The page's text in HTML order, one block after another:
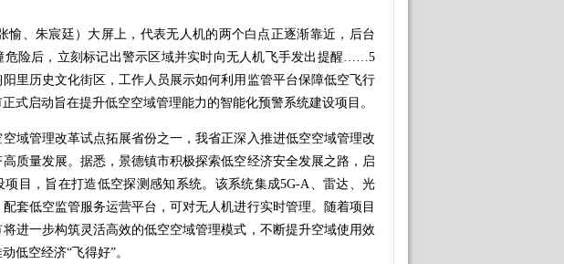
、朱宸廷）大屏上，代表无人机的两个白点正逐渐靠近，后台
危险后，立刻标记出警示区域并实时向无人机飞手发出提醒……5
阳里历史文化街区，工作人员展示如何利用监管平台保障低空飞行
式启动旨在提升低空空域管理能力的智能化预警系统建设项目。
管理改革试点拓展省份之一，我省正深入推进低空空域管理改
质量发展。据悉，景德镇市积极探索低空经济安全发展之路，启
项目，旨在打造低空探测感知系统。该系统集成5G-A、雷达、光
套低空监管服务运营平台，可对无人机进行实时管理。随着项目
进一步构筑灵活高效的低空空域管理模式，不断提升空域使用效
低空经济“飞得好”。